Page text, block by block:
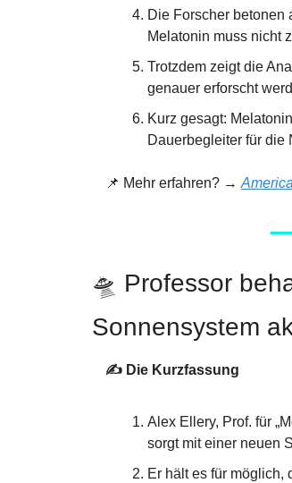
Die Forscher betonen
Melatonin muss nicht
Trotzdem zeigt die
genauer erforscht
Kurz gesagt:
Dauerbegleiter für die
📌 Mehr erfahren? →
🛸 Professor
Sonnensystem
✍️ Die Kurzfassung
Alex Ellery, Prof. für
sorgt mit einer neuen
Er hält es für